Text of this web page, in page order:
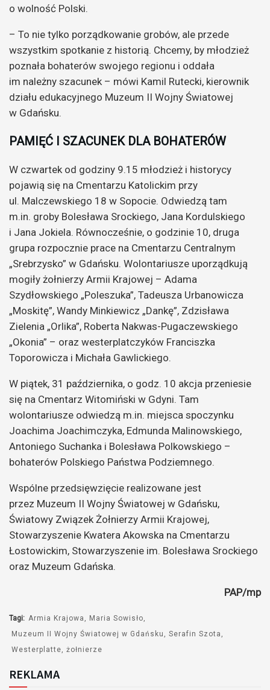
o wolność Polski.
– To nie tylko porządkowanie grobów, ale przede
wszystkim spotkanie z historią. Chcemy, by młodzież
poznała bohaterów swojego regionu i oddała
im należny szacunek – mówi Kamil Rutecki, kierownik
działu edukacyjnego Muzeum II Wojny Światowej
w Gdańsku.
PAMIĘĆ I SZACUNEK DLA BOHATERÓW
W czwartek od godziny 9.15 młodzież i historycy
pojawią się na Cmentarzu Katolickim przy
ul. Malczewskiego 18 w Sopocie. Odwiedzą tam
m.in. groby Bolesława Srockiego, Jana Kordulskiego
i Jana Jokiela. Równocześnie, o godzinie 10, druga
grupa rozpocznie prace na Cmentarzu Centralnym
„Srebrzysko” w Gdańsku. Wolontariusze uporządkują
mogiły żołnierzy Armii Krajowej – Adama
Szydłowskiego „Poleszuka”, Tadeusza Urbanowicza
„Moskitę”, Wandy Minkiewicz „Dankę”, Zdzisława
Zielenia „Orlika”, Roberta Nakwas-Pugaczewskiego
„Okonia” – oraz westerplatczyków Franciszka
Toporowicza i Michała Gawlickiego.
W piątek, 31 października, o godz. 10 akcja przeniesie
się na Cmentarz Witomiński w Gdyni. Tam
wolontariusze odwiedzą m.in. miejsca spoczynku
Joachima Joachimczyka, Edmunda Malinowskiego,
Antoniego Suchanka i Bolesława Polkowskiego –
bohaterów Polskiego Państwa Podziemnego.
Wspólne przedsięwzięcie realizowane jest
przez Muzeum II Wojny Światowej w Gdańsku,
Światowy Związek Żołnierzy Armii Krajowej,
Stowarzyszenie Kwatera Akowska na Cmentarzu
Łostowickim, Stowarzyszenie im. Bolesława Srockiego
oraz Muzeum Gdańska.
PAP/mp
Tagi: Armia Krajowa
Maria Sowisło
Muzeum II Wojny Światowej w Gdańsku
Serafin Szota
Westerplatte
żołnierze
REKLAMA